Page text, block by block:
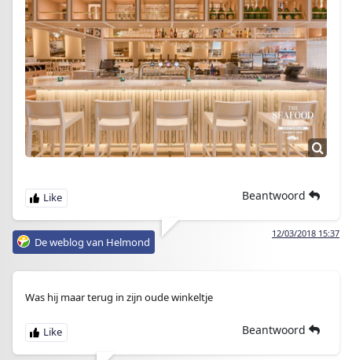
Beantwoord
12/03/2018 15:37
De weblog van Helmond
Was hij maar terug in zijn oude winkeltje
Beantwoord